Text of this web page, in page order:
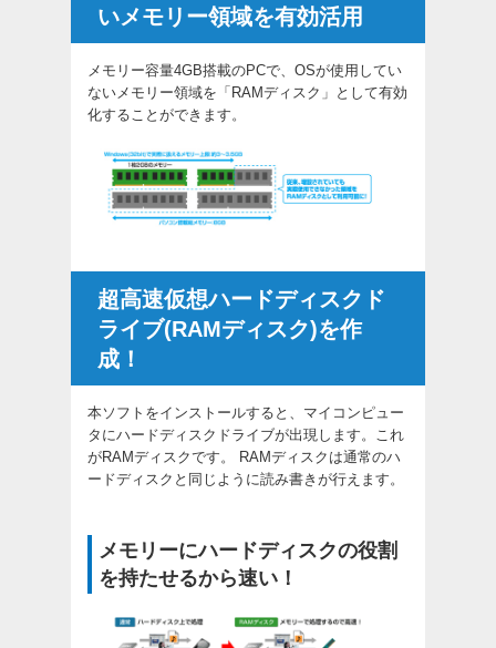
いメモリー領域を有効活用
メモリー容量4GB搭載のPCで、OSが使用してい
ないメモリー領域を「RAMディスク」として有効
化することができます。
超高速仮想ハードディスクド
ライブ(RAMディスク)を作
成！
本ソフトをインストールすると、マイコンピュー
タにハードディスクドライブが出現します。これ
がRAMディスクです。 RAMディスクは通常のハ
ードディスクと同じように読み書きが行えます。
メモリーにハードディスクの役割
を持たせるから速い！